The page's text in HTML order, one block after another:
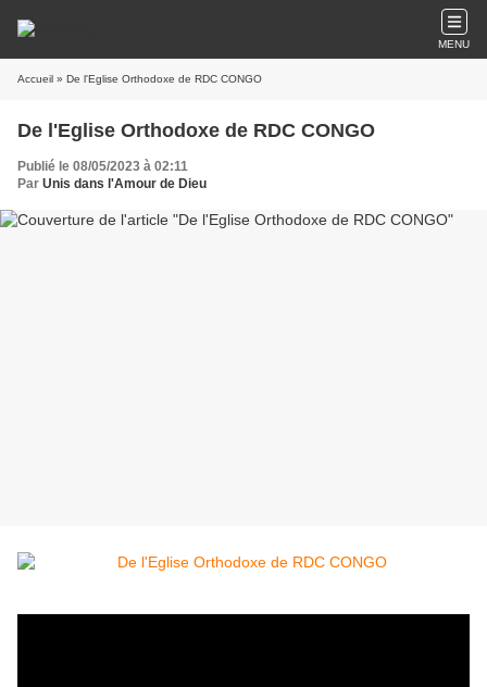
MENU
Accueil » De l'Eglise Orthodoxe de RDC CONGO
De l'Eglise Orthodoxe de RDC CONGO
Publié le 08/05/2023 à 02:11
Par Unis dans l'Amour de Dieu